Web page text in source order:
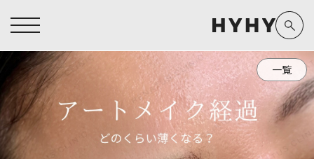
ヒアルロン酸注入症例一覧
医療脱毛症例一覧
運営元情報
よくあるご質問
ヒアルロン酸注入 医療脱毛
Doctor Preparation
一覧